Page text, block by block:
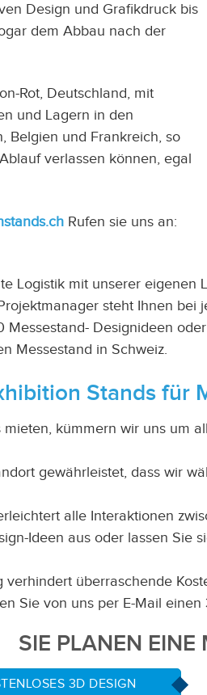
Design und Grafikdruck bis
dem Abbau nach der
Rot, Deutschland, mit
und Lagern in den
Belgien und Frankreich, so
verlassen können, egal
Rufen sie uns an:
Logistik mit unserer
steht Ihnen
Messestand- Designideen
Messestand in Schweiz.
Stands für
kümmern wir uns um
gewährleistet, dass wir
alle Interaktionen
Ideen aus oder lassen
verhindert überraschende
Sie von uns per E-Mail
SIE PLANEN EINE
3D DESIGN